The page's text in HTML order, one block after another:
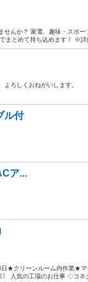
んか？ 家電、趣味・スポー
まとめて持ち込めます！ ※詳
ろしくおねがいします。
ル付
ア...
日★クリーンルーム内作業★マ
人気の工場のお仕事 ◇コネ